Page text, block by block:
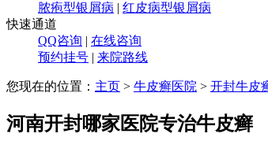
脓疱型银屑病 | 红皮病型银屑病
快速通道
QQ咨询 | 在线咨询
预约挂号 | 来院路线
您现在的位置： 主页 > 牛皮癣医院 > 开封牛皮
河南开封哪家医院专治牛皮癣